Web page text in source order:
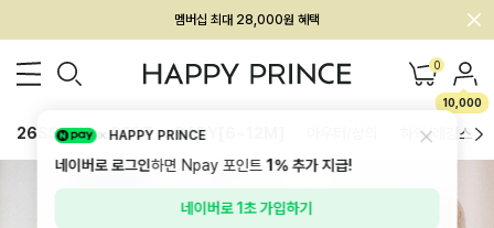
회원전용 아울렛, 가입하면 ~60% 할인!
멤버십 최대 28,000원 혜택 0
10,000
26SS 신상 BEST BABY[6~12M] 하의/레깅스
HAPPY PRINCE
네이버로 로그인하면 Npay 포인트1%추가 지급!
네이버로 1초 가입하기